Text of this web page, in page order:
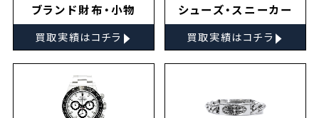
ブランド財布・小物
買取実績はコチラ ▸
シューズ・スニーカー
買取実績はコチラ ▸